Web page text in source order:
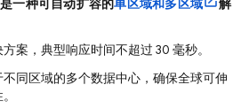
一种可自动扩容的单区域和多区域
解
案，典型响应时间不超过 30 毫秒。
同区域的多个数据中心，确保全球可伸